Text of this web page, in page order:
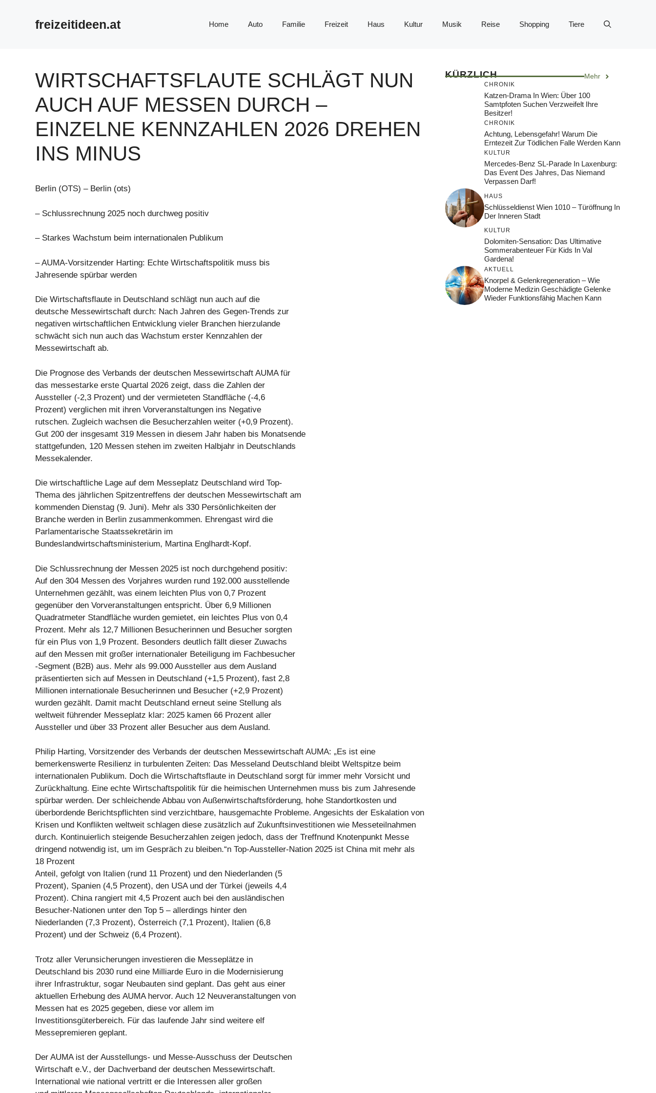
freizeitideen.at Home Auto Familie Freizeit Haus Kultur Musik Reise Shopping Tiere
WIRTSCHAFTSFLAUTE SCHLÄGT NUN
AUCH AUF MESSEN DURCH –
EINZELNE KENNZAHLEN 2026 DREHEN
INS MINUS
Berlin (OTS) – Berlin (ots)
– Schlussrechnung 2025 noch durchweg positiv
– Starkes Wachstum beim internationalen Publikum
– AUMA-Vorsitzender Harting: Echte Wirtschaftspolitik muss bis
Jahresende spürbar werden
Die Wirtschaftsflaute in Deutschland schlägt nun auch auf die
deutsche Messewirtschaft durch: Nach Jahren des Gegen-Trends zur
negativen wirtschaftlichen Entwicklung vieler Branchen hierzulande
schwächt sich nun auch das Wachstum erster Kennzahlen der
Messewirtschaft ab.
Die Prognose des Verbands der deutschen Messewirtschaft AUMA für
das messestarke erste Quartal 2026 zeigt, dass die Zahlen der
Aussteller (-2,3 Prozent) und der vermieteten Standfläche (-4,6
Prozent) verglichen mit ihren Vorveranstaltungen ins Negative
rutschen. Zugleich wachsen die Besucherzahlen weiter (+0,9 Prozent).
Gut 200 der insgesamt 319 Messen in diesem Jahr haben bis Monatsende
stattgefunden, 120 Messen stehen im zweiten Halbjahr in Deutschlands
Messekalender.
Die wirtschaftliche Lage auf dem Messeplatz Deutschland wird Top-
Thema des jährlichen Spitzentreffens der deutschen Messewirtschaft am
kommenden Dienstag (9. Juni). Mehr als 330 Persönlichkeiten der
Branche werden in Berlin zusammenkommen. Ehrengast wird die
Parlamentarische Staatssekretärin im
Bundeslandwirtschaftsministerium, Martina Englhardt-Kopf.
Die Schlussrechnung der Messen 2025 ist noch durchgehend positiv:
Auf den 304 Messen des Vorjahres wurden rund 192.000 ausstellende
Unternehmen gezählt, was einem leichten Plus von 0,7 Prozent
gegenüber den Vorveranstaltungen entspricht. Über 6,9 Millionen
Quadratmeter Standfläche wurden gemietet, ein leichtes Plus von 0,4
Prozent. Mehr als 12,7 Millionen Besucherinnen und Besucher sorgten
für ein Plus von 1,9 Prozent. Besonders deutlich fällt dieser Zuwachs
auf den Messen mit großer internationaler Beteiligung im Fachbesucher
-Segment (B2B) aus. Mehr als 99.000 Aussteller aus dem Ausland
präsentierten sich auf Messen in Deutschland (+1,5 Prozent), fast 2,8
Millionen internationale Besucherinnen und Besucher (+2,9 Prozent)
wurden gezählt. Damit macht Deutschland erneut seine Stellung als
weltweit führender Messeplatz klar: 2025 kamen 66 Prozent aller
Aussteller und über 33 Prozent aller Besucher aus dem Ausland.
Philip Harting, Vorsitzender des Verbands der deutschen Messewirtschaft AUMA: „Es ist eine
bemerkenswerte Resilienz in turbulenten Zeiten: Das Messeland Deutschland bleibt Weltspitze beim
internationalen Publikum. Doch die Wirtschaftsflaute in Deutschland sorgt für immer mehr Vorsicht und
Zurückhaltung. Eine echte Wirtschaftspolitik für die heimischen Unternehmen muss bis zum Jahresende
spürbar werden. Der schleichende Abbau von Außenwirtschaftsförderung, hohe Standortkosten und
überbordende Berichtspflichten sind verzichtbare, hausgemachte Probleme. Angesichts der Eskalation von
Krisen und Konflikten weltweit schlagen diese zusätzlich auf Zukunftsinvestitionen wie Messeteilnahmen
durch. Kontinuierlich steigende Besucherzahlen zeigen jedoch, dass der Treffnund Knotenpunkt Messe
dringend notwendig ist, um im Gespräch zu bleiben.“n Top-Aussteller-Nation 2025 ist China mit mehr als
18 Prozent
Anteil, gefolgt von Italien (rund 11 Prozent) und den Niederlanden (5
Prozent), Spanien (4,5 Prozent), den USA und der Türkei (jeweils 4,4
Prozent). China rangiert mit 4,5 Prozent auch bei den ausländischen
Besucher-Nationen unter den Top 5 – allerdings hinter den
Niederlanden (7,3 Prozent), Österreich (7,1 Prozent), Italien (6,8
Prozent) und der Schweiz (6,4 Prozent).
Trotz aller Verunsicherungen investieren die Messeplätze in
Deutschland bis 2030 rund eine Milliarde Euro in die Modernisierung
ihrer Infrastruktur, sogar Neubauten sind geplant. Das geht aus einer
aktuellen Erhebung des AUMA hervor. Auch 12 Neuveranstaltungen von
Messen hat es 2025 gegeben, diese vor allem im
Investitionsgüterbereich. Für das laufende Jahr sind weitere elf
Messepremieren geplant.
Der AUMA ist der Ausstellungs- und Messe-Ausschuss der Deutschen
Wirtschaft e.V., der Dachverband der deutschen Messewirtschaft.
International wie national vertritt er die Interessen aller großen
KÜRZLICH Mehr
CHRONIK
Katzen-Drama In Wien: Über 100
Samtpfoten Suchen Verzweifelt Ihre
Besitzer!
CHRONIK
Achtung, Lebensgefahr! Warum Die
Erntezeit Zur Tödlichen Falle Werden Kann
KULTUR
Mercedes-Benz SL-Parade In Laxenburg:
Das Event Des Jahres, Das Niemand
Verpassen Darf!
HAUS
Schlüsseldienst Wien 1010 – Türöffnung In
Der Inneren Stadt
KULTUR
Dolomiten-Sensation: Das Ultimative
Sommerabenteuer Für Kids In Val
Gardena!
AKTUELL
Knorpel & Gelenkregeneration – Wie
Moderne Medizin Geschädigte Gelenke
Wieder Funktionsfähig Machen Kann